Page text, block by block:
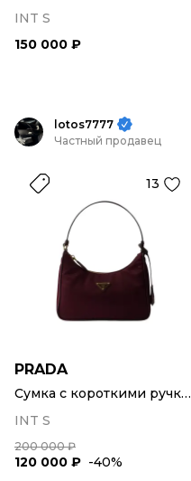
INT S
150 000 ₽
lotos7777
Частный продавец
13
PRADA
Сумка с короткими ручками
INT S
200 000 ₽
120 000 ₽ -40%